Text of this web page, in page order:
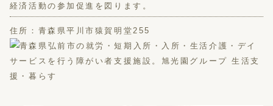
経済活動の参加促進を図ります。
住所：青森県平川市猿賀明堂255